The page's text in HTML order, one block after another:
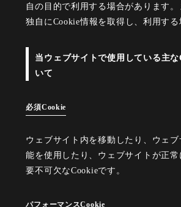
自の目的で利用する場合があります
独自にCookie情報を取得し、利用する
当ウェブサイトで使用している主
いて
必須Cookie
ウェブサイト内を移動したり、ウェ
能を使用したり、ウェブサイトが正
要不可欠なCookieです。
パフォーマンスCookie